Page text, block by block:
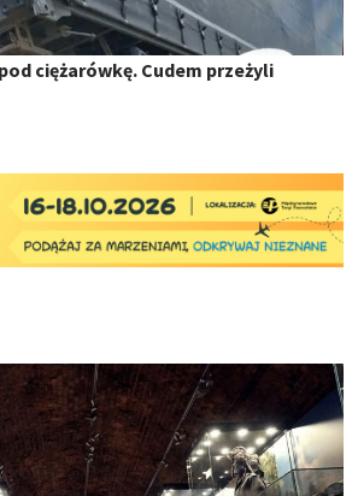
ciężarówkę. Cudem przeżyli